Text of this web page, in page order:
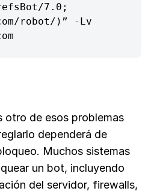
7.0;
robot/)” -Lv
otro de esos problemas
dependerá de
Muchos sistemas
un bot, incluyendo
del servidor, firewalls,